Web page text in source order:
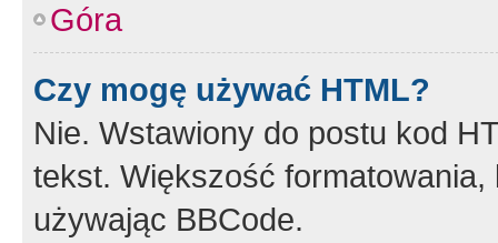
Góra
Czy mogę używać HTML?
Nie. Wstawiony do postu kod
tekst. Większość
używając BBCode.